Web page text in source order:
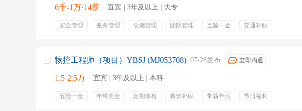
6千-1万·14薪 宜宾 | 3年及以上 | 大专
安全管理 账务管理 仓储管理 团队管理 五险一金
交通补贴
物控工程师（项目）YBSJ (MJ053708) 07-28发布 立即沟通
1.5-2.5万 宜宾 | 3年及以上 | 本科
五险一金 年终奖金 定期体检 餐饮补贴 带薪年假
节日福利